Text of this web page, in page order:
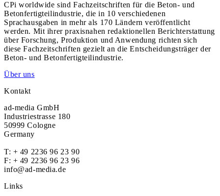
CPi worldwide sind Fachzeitschriften für die Beton- und
Betonfertigteilindustrie, die in 10 verschiedenen
Sprachausgaben in mehr als 170 Ländern veröffentlicht
werden. Mit ihrer praxisnahen redaktionellen Berichterstattung
über Forschung, Produktion und Anwendung richten sich
diese Fachzeitschriften gezielt an die Entscheidungsträger der
Beton- und Betonfertigteilindustrie.
Über uns
Kontakt
ad-media GmbH
Industriestrasse 180
50999 Cologne
Germany
T: + 49 2236 96 23 90
F: + 49 2236 96 23 96
info@ad-media.de
Links